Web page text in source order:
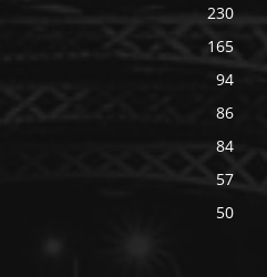
230
165
94
86
84
57
50